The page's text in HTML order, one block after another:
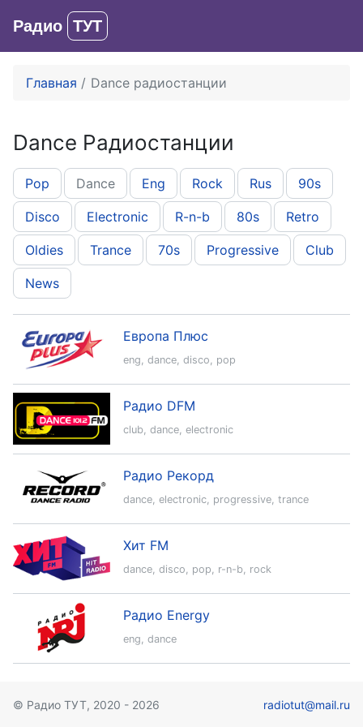
Радио ТУТ
Главная Dance радиостанции
Dance Радиостанции
Pop Dance Eng Rock Rus 90s
Disco Electronic R-n-b 80s Retro
Oldies Trance 70s Progressive Club
News
eng, dance, disco, pop
Европа Плюс
club, dance, electronic
Радио DFM
dance, electronic, progressive, trance
Радио Рекорд
dance, disco, pop, r-n-b, rock
Хит FM
eng, dance
Радио Energy
© Радио ТУТ, 2020 - 2026 radiotut@mail.ru